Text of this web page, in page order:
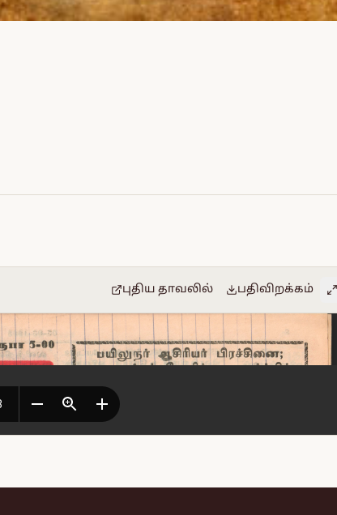
புதிய தாவலில் பதிவிறக்கம்